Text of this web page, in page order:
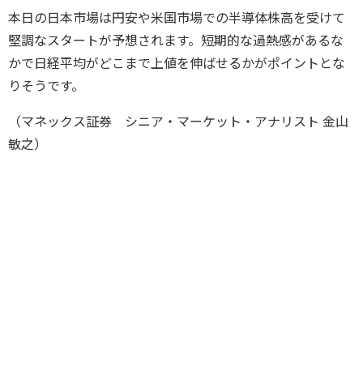
本日の日本市場は円安や米国市場での半導体株高を受けて
堅調なスタートが予想されます。短期的な過熱感があるな
かで日経平均がどこまで上値を伸ばせるかがポイントとな
りそうです。
（マネックス証券 シニア・マーケット・アナリスト 金山
敏之）